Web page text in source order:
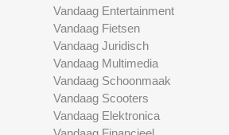
Vandaag Entertainment
Vandaag Fietsen
Vandaag Juridisch
Vandaag Multimedia
Vandaag Schoonmaak
Vandaag Scooters
Vandaag Elektronica